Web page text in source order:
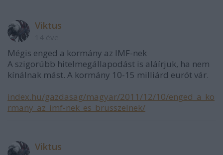
Viktus
Mégis enged a kormány az IMF-nek
A szigorúbb hitelmegállapodást is aláírjuk, ha nem
kínálnak mást. A kormány 10-15 milliárd eurót vár.
index.hu/gazdasag/magyar/2011/12/10/enged_a_ko
rmany_az_imf-nek_es_brusszelnek/
Viktus